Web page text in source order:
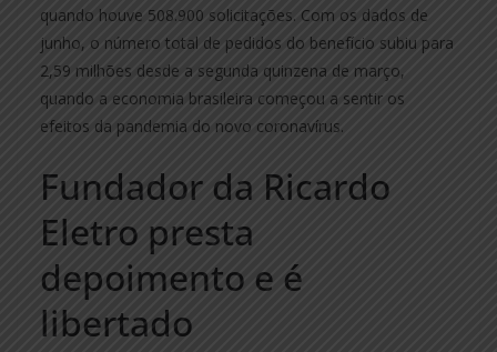
quando houve 508.900 solicitações. Com os dados de
junho, o número total de pedidos do benefício subiu para
2,59 milhões desde a segunda quinzena de março,
quando a economia brasileira começou a sentir os
efeitos da pandemia do novo coronavírus.
Fundador da Ricardo
Eletro presta
depoimento e é
libertado